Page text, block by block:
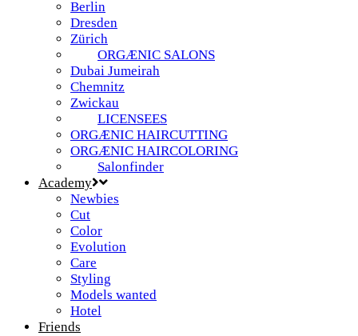
Berlin
Dresden
Zürich
ORGÆNIC SALONS
Dubai Jumeirah
Chemnitz
Zwickau
LICENSEES
ORGÆNIC HAIRCUTTING
ORGÆNIC HAIRCOLORING
Salonfinder
Academy
Newbies
Cut
Color
Evolution
Care
Styling
Models wanted
Hotel
Friends